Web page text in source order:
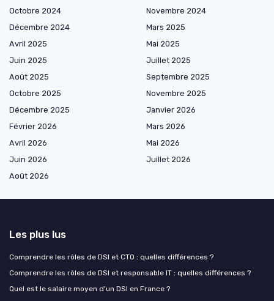
Octobre 2024
Novembre 2024
Décembre 2024
Mars 2025
Avril 2025
Mai 2025
Juin 2025
Juillet 2025
Août 2025
Septembre 2025
Octobre 2025
Novembre 2025
Décembre 2025
Janvier 2026
Février 2026
Mars 2026
Avril 2026
Mai 2026
Juin 2026
Juillet 2026
Août 2026
Les plus lus
Comprendre les rôles de DSI et CTO : quelles différences ?
Comprendre les rôles de DSI et responsable IT : quelles différences ?
Quel est le salaire moyen d'un DSI en France ?